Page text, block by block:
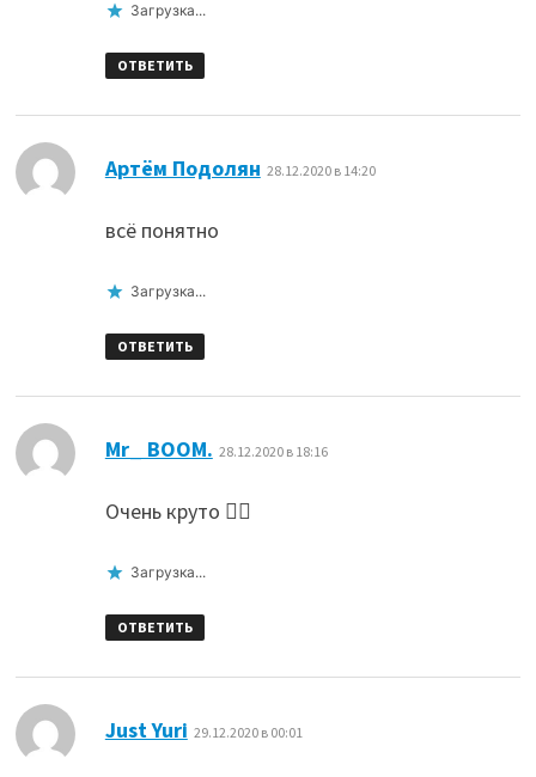
Загрузка...
ОТВЕТИТЬ
Артём Подолян 28.12.2020 в 14:20
всё понятно
Загрузка...
ОТВЕТИТЬ
Mr_ BOOM. 28.12.2020 в 18:16
Очень круто 👍🏿
Загрузка...
ОТВЕТИТЬ
Just Yuri 29.12.2020 в 00:01